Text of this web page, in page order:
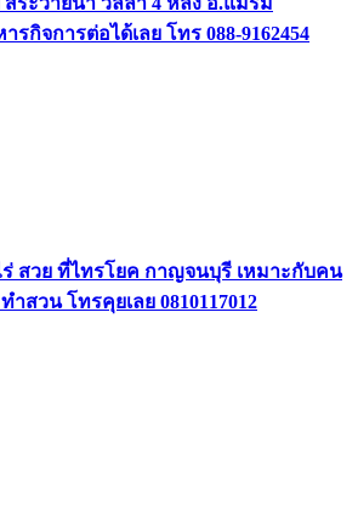
รกิจการต่อได้เลย โทร 088-9162454
สวย ที่ไทรโยค กาญจนบุรี เหมาะกับคน
สวน โทรคุยเลย 0810117012